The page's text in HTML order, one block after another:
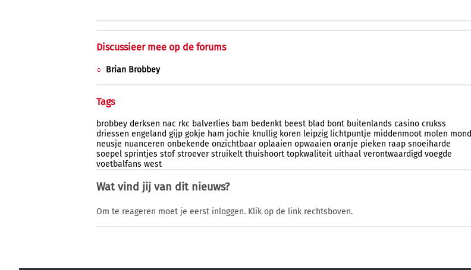
Discussieer mee op de forums
Brian Brobbey
Tags
brobbey derksen nac rkc balverlies bam bedenkt beest blad bont buitenlands casino crukss
driessen engeland gijp gokje ham jochie knullig koren leipzig lichtpuntje middenmoot molen mond
neusje nuanceren onbekende onzichtbaar oplaaien opwaaien oranje pieken raap snoeiharde
soepel sprintjes stof stroever struikelt thuishoort topkwaliteit uithaal verontwaardigd voegde
voetbalfans west
Wat vind jij van dit nieuws?
Om te reageren moet je eerst inloggen. Klik op de link rechtsboven.